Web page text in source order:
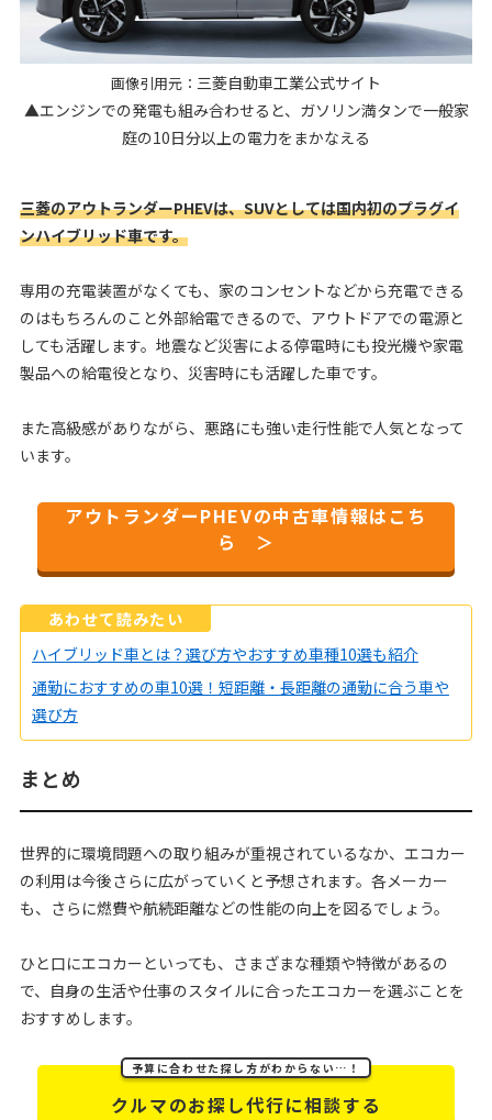
画像引用元： 三菱自動車工業公式サイト
▲エンジンでの発電も組み合わせると、ガソリン満タンで一般家
庭の10日分以上の電力をまかなえる
三菱のアウトランダーPHEVは、SUVとしては国内初のプラグイ
ンハイブリッド車です。
専用の充電装置がなくても、家のコンセントなどから充電できる
のはもちろんのこと外部給電できるので、アウトドアでの電源と
しても活躍します。地震など災害による停電時にも投光機や家電
製品への給電役となり、災害時にも活躍した車です。
また高級感がありながら、悪路にも強い走行性能で人気となって
います。
アウトランダーPHEVの中古車情報はこち
ら ＞
あわせて読みたい
ハイブリッド車とは？選び方やおすすめ車種10選も紹介
通勤におすすめの車10選！短距離・長距離の通勤に合う車や
選び方
まとめ
世界的に環境問題への取り組みが重視されているなか、エコカー
の利用は今後さらに広がっていくと予想されます。各メーカー
も、さらに燃費や航続距離などの性能の向上を図るでしょう。
ひと口にエコカーといっても、さまざまな種類や特徴があるの
で、自身の生活や仕事のスタイルに合ったエコカーを選ぶことを
おすすめします。
予算に合わせた探し方がわからない…！
クルマのお探し代行に相談する